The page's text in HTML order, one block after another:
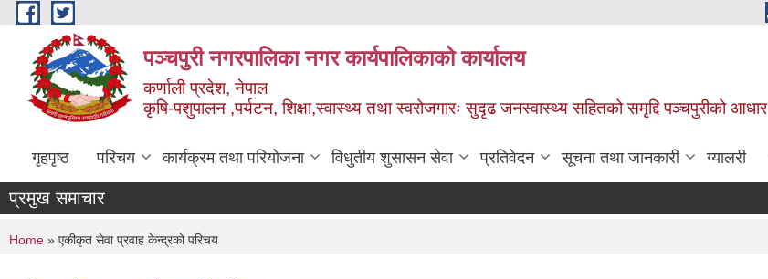
Skip to main content
पञ्चपुरी नगरपालिका नगर कार्यपालिकाको कार्यालय
कर्णाली प्रदेश, नेपाल
कृषि-पशुपालन ,पर्यटन, शिक्षा,स्वास्थ्य तथा स्वरोजगारः सुदृढ जनस्वास्थ्य सहितको समृद्दि पञ्चपुरीको आधार
गृहपृष्ठ परिचय कार्यक्रम तथा परियोजना विधुतीय शुसासन सेवा प्रतिवेदन सूचना तथा जानकारी ग्यालरी
प्रमुख समाचार
You are here
Home » एकीकृत सेवा प्रवाह केन्द्रको परिचय